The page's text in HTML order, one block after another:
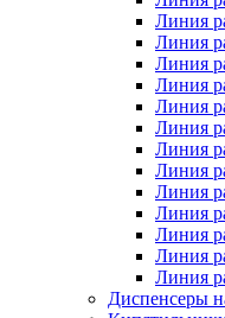
Линия
Линия
Линия
Линия
Линия
Линия
Линия
Линия
Линия
Линия
Линия
Линия
Линия
Диспенсеры